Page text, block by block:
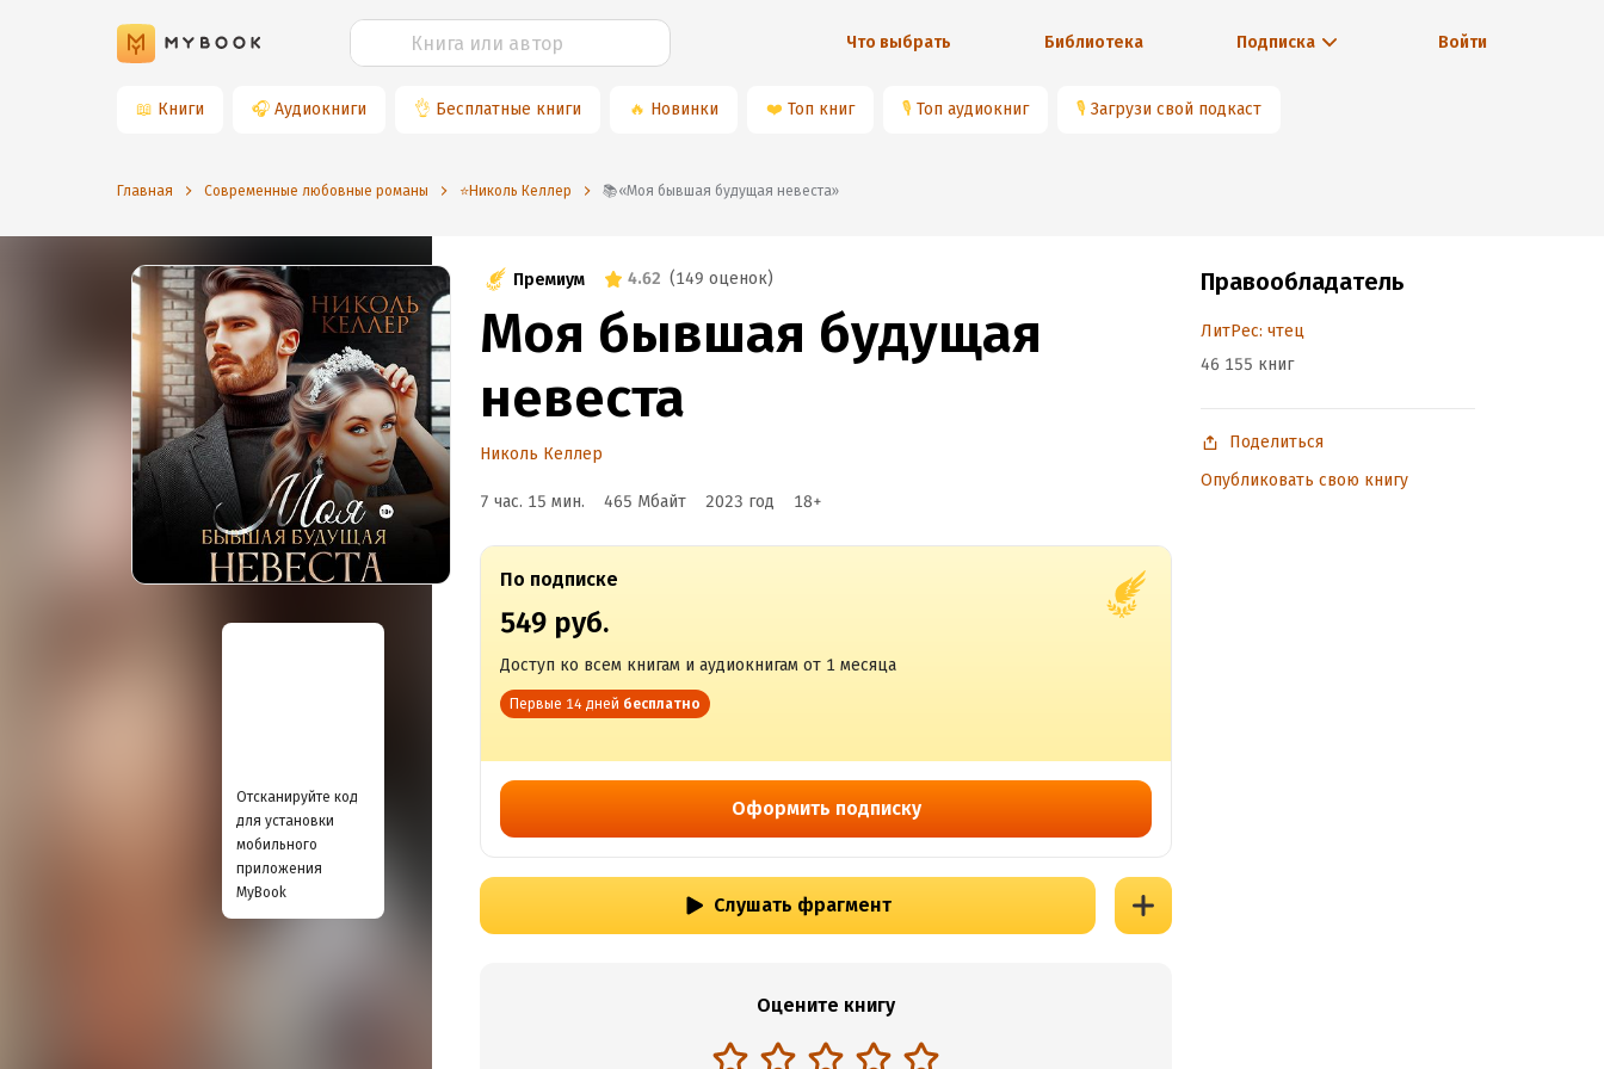
Что выбрать Библиотека Подписка Войти
📖 Книги 🎧 Аудиокниги 👌 Бесплатные книги 🔥 Новинки ❤️ Топ книг 🎙 Топ аудиокниг 🎙 Загрузи свой подкаст
Главная Современные любовные романы ⭐️Николь Келлер 📚«Моя бывшая будущая невеста»
Отсканируйте код
для установки
мобильного
приложения
MyBook
Премиум 4.62 (149 оценок)
Моя бывшая будущая
невеста
Николь Келлер
7 час. 15 мин. 465 Мбайт 2023 год 18+
По подписке
549 руб.
Доступ ко всем книгам и аудиокнигам от 1 месяца
Первые 14 дней бесплатно
Оформить подписку
Слушать фрагмент
Оцените книгу
Правообладатель
ЛитРес: чтец
46 155 книг
Поделиться
Опубликовать свою книгу